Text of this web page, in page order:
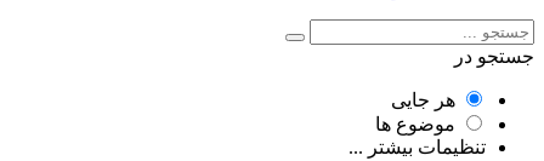
جستجو در
هر جایی
موضوع ها
تنظیمات بیشتر ...